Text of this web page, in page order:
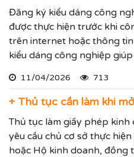
Đăng ký kiểu dáng công
được thực hiện trước khi
trên internet hoặc thông
kiểu dáng công nghiệp
hạn đến 15 năm.
11/04/2026 713
+ Thủ tục cần làm khi
Thủ tục làm giấy phép
yêu cầu chủ cơ sở thực
hoặc Hộ kinh doanh, đồng